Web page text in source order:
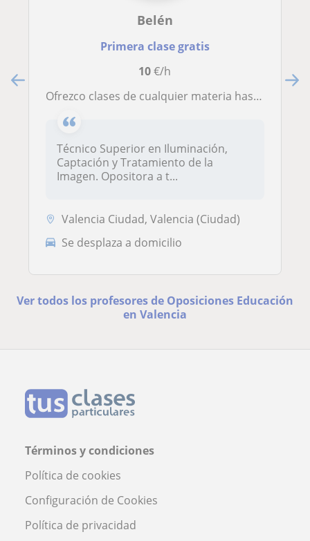
Belén
Primera clase gratis
10€/h
Ofrezco clases de cualquier materia hasta 4º ESO
Técnico Superior en Iluminación,
Captación y Tratamiento de la
Imagen. Opositora a t...
Valencia Ciudad, Valencia (Ciudad)
Se desplaza a domicilio
Ver todos los profesores de Oposiciones Educación
en Valencia
Términos y condiciones
Política de cookies
Configuración de Cookies
Política de privacidad